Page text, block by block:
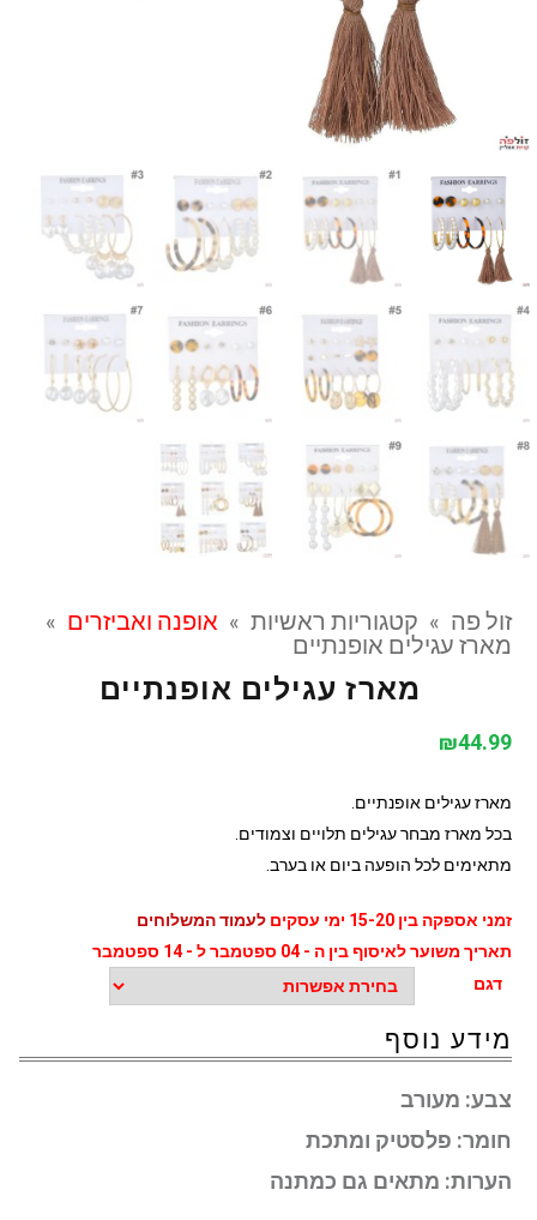
זול פה » קטגוריות ראשיות » אופנה ואביזרים »
מארז עגילים אופנתיים
מארז עגילים אופנתיים
₪44.99
מארז עגילים אופנתיים.
בכל מארז מבחר עגילים תלויים וצמודים.
מתאימים לכל הופעה ביום או בערב.
זמני אספקה בין 15-20 ימי עסקים
לעמוד המשלוחים
תאריך משוער לאיסוף בין ה - 04 ספטמבר ל - 14 ספטמבר
דגם
מידע נוסף
צבע: מעורב
חומר: פלסטיק ומתכת
הערות: מתאים גם כמתנה